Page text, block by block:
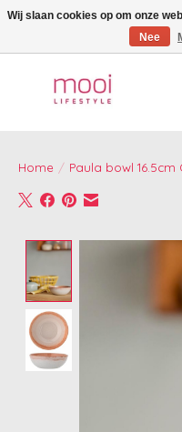
Welkom op de Mooi webshop!
Home / Paula bowl 16.5cm
Product
Wij slaan cookies op om onze
Nee